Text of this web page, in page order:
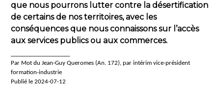
que nous pourrons lutter contre la désertification
de certains de nos territoires, avec les
conséquences que nous connaissons sur l’accès
aux services publics ou aux commerces.
Par Mot du Jean-Guy Queromes (An. 172), par intérim vice-président
formation-industrie
Publié le 2024-07-12